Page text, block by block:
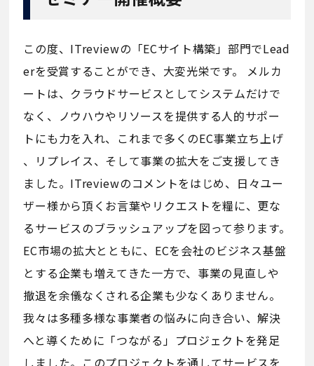
この度、ITreviewの「ECサイト構築」部門でLead
erを受賞することができ、大変光栄です。 メルカ
ートは、クラウドサービスとしてシステムだけで
なく、ノウハウやリソースを提供する人的サポー
トにも力を入れ、これまで多くのEC事業立ち上げ
、リプレイス、そして事業の拡大をご支援してき
ました。ITreviewのコメントをはじめ、日々ユー
ザー様から頂くお言葉やリクエストを糧に、更な
るサービスのブラッシュアップを図って参ります。
EC市場の拡大とともに、ECを会社のビジネス基盤
とする企業も増えてきた一方で、事業の見直しや
撤退を余儀なくされる企業も少なくありません。
我々は多種多様な事業者の悩みに向き合い、解決
へと導くために「つながる」プロジェクトを発足
しました。このプロジェクトを通してサービスを